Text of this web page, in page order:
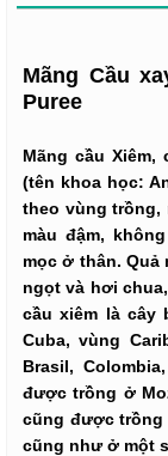
Mãng Cầu
Puree
Mãng cầu Xiêm,
(tên khoa học:
theo vùng trồng,
màu đậm,
mọc ở thân. Quả
ngọt và hơi
cầu xiêm là cây
Cuba, vùng
Brasil,
được trồng ở
cũng được trồng
cũng như ở một